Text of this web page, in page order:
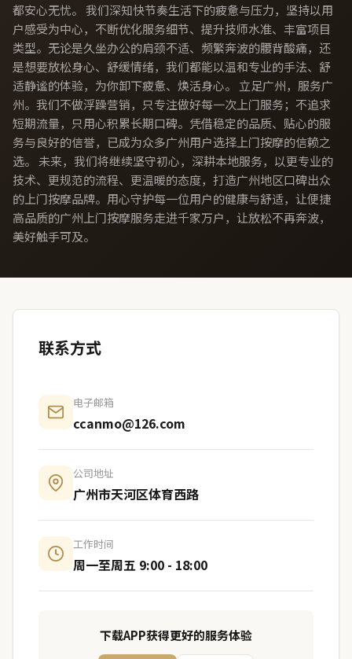
都安心无忧。 我们深知快节奏生活下的疲惫与压力，坚持以用
户感受为中心，不断优化服务细节、提升技师水准、丰富项目
类型。无论是久坐办公的肩颈不适、频繁奔波的腰背酸痛，还
是想要放松身心、舒缓情绪，我们都能以温和专业的手法、舒
适静谧的体验，为你卸下疲惫、焕活身心。 立足广州，服务广
州。我们不做浮躁营销，只专注做好每一次上门服务；不追求
短期流量，只用心积累长期口碑。凭借稳定的品质、贴心的服
务与良好的信誉，已成为众多广州用户选择上门按摩的信赖之
选。 未来，我们将继续坚守初心，深耕本地服务，以更专业的
技术、更规范的流程、更温暖的态度，打造广州地区口碑出众
的上门按摩品牌。用心守护每一位用户的健康与舒适，让便捷
高品质的广州上门按摩服务走进千家万户，让放松不再奔波，
美好触手可及。
联系方式
电子邮箱
ccanmo@126.com
公司地址
广州市天河区体育西路
工作时间
周一至周五 9:00 - 18:00
下载APP获得更好的服务体验